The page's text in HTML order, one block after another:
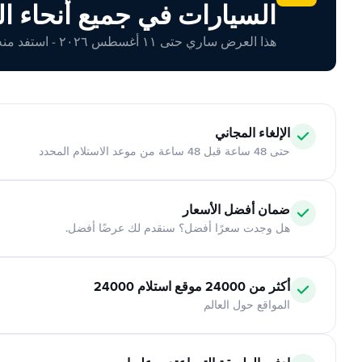
السيارات في جميع أنحاء
هذا العرض ساري حتى ١١ أغسطس ٢٠٢٦ - استفد منه اليوم!
الإلغاء المجاني
حتى 48 ساعة قبل 48 ساعة من موعد الاستلام المحدد
ضمان أفضل الأسعار
هل وجدت سعرًا أفضل؟ سنقدم لك عرضًا أفضل.
أكثر من 24000 موقع استلام 24000
المواقع حول العالم